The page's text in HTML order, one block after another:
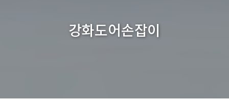
강화도어손잡이